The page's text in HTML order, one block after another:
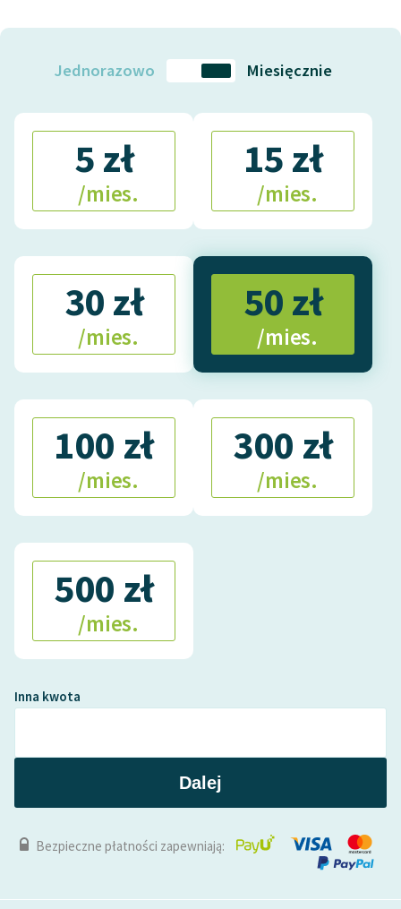
Jednorazowo Miesięcznie
5 zł
/mies.
15 zł
/mies.
30 zł
/mies.
50 zł
/mies.
100 zł
/mies.
300 zł
/mies.
500 zł
/mies.
Inna kwota
Dalej
Bezpieczne płatności zapewniają: